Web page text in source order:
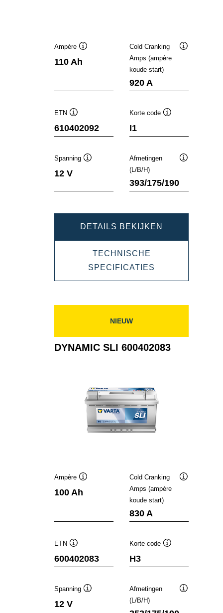
Ampère
110 Ah
Cold Cranking
Amps (ampère
koude start)
920 A
ETN
over
de
610402092
Korte code
de
I1
Spanning
tool
12 V
Afmetingen
(L/B/H)
tool
393/175/190
DETAILS BEKIJKEN
SLI
TECHNISCHE
SPECIFICATIES
SLI
NIEUW
DYNAMIC SLI 600402083
Ampère
100 Ah
Cold Cranking
Amps (ampère
koude start)
830 A
ETN
over
de
600402083
Korte code
de
H3
Spanning
12 V
Afmetingen
(L/B/H)